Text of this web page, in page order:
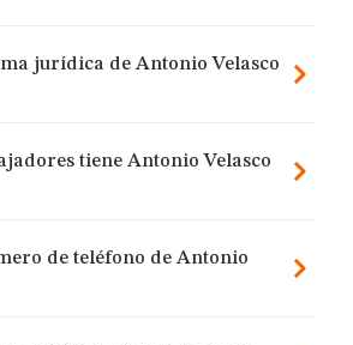
jurídica de Antonio Velasco
tiene Antonio Velasco
de teléfono de Antonio